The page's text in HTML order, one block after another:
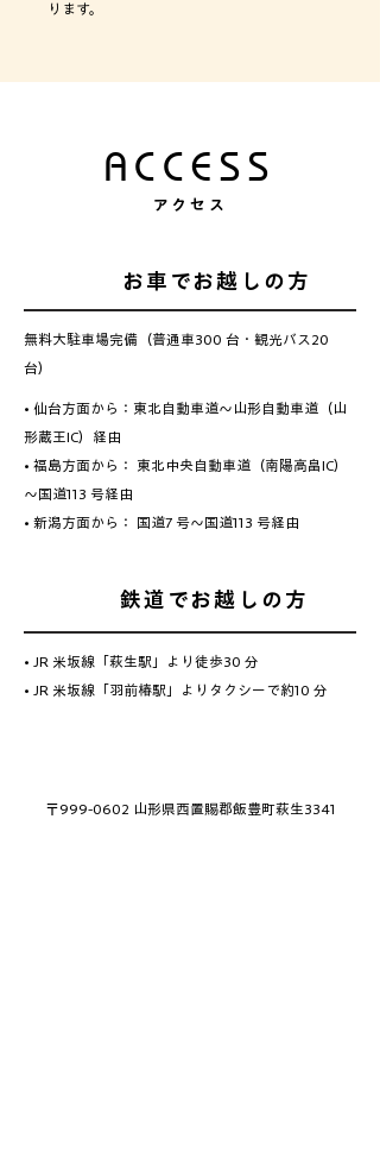
ります。
ACCESS
アクセス
お車でお越しの方
無料大駐車場完備（普通車300 台・観光バス20
台）
• 仙台方面から：東北自動車道～山形自動車道（山
形蔵王IC）経由
• 福島方面から： 東北中央自動車道（南陽高畠IC）
～国道113 号経由
• 新潟方面から： 国道7 号～国道113 号経由
鉄道でお越しの方
• JR 米坂線「萩生駅」より徒歩30 分
• JR 米坂線「羽前椿駅」よりタクシーで約10 分
〒999-0602 山形県西置賜郡飯豊町萩生3341